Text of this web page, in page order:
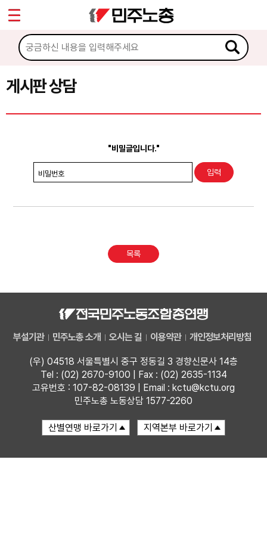
게시판 상담
"비밀글입니다."
비밀번호
목록
부설기관 민주노총 소개 오시는 길 이용약관 개인정보처리방침
(우) 04518 서울특별시 중구 정동길 3 경향신문사 14층
Tel : (02) 2670-9100 | Fax : (02) 2635-1134
고유번호 : 107-82-08139 | Email : kctu@kctu.org
민주노총 노동상담 1577-2260
마이페이지
소개
소식
노동상담
권리찾기수첩 검색
찾아보기
Sketchbook5, 스케치북5
Sketchbook5, 스케치북5